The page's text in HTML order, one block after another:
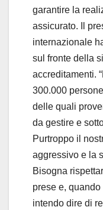
garantire la
assicurato. Il
internazionale
sul fronte della
accreditamenti.
300.000
delle quali
da gestire e
Purtroppo il
aggressivo e la
Bisogna
prese e,
intendo dire di